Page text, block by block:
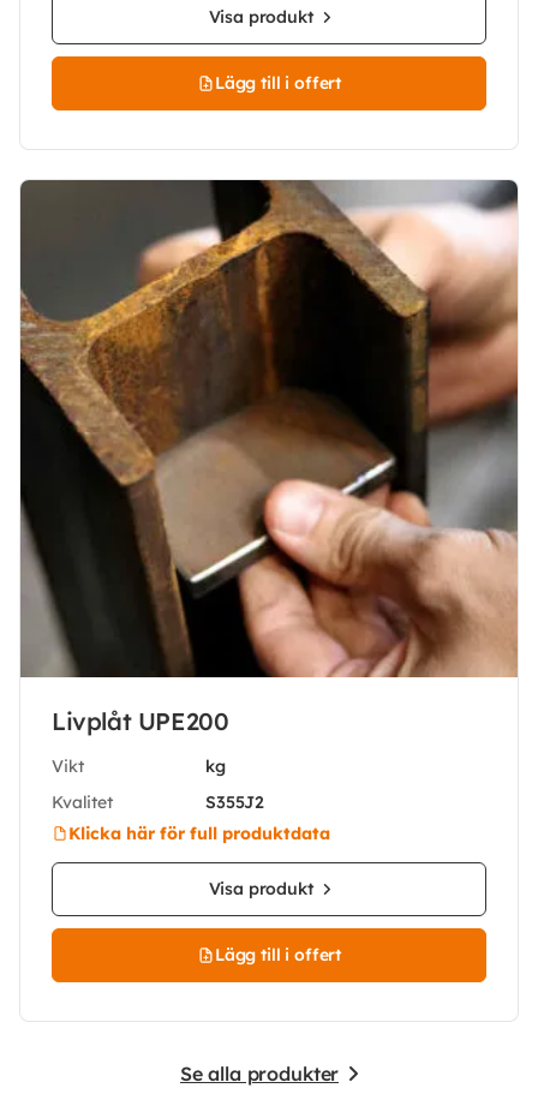
Visa produkt
Lägg till i offert
Livplåt UPE200
Vikt
kg
Kvalitet
S355J2
Klicka här för full produktdata
Visa produkt
Lägg till i offert
Se alla produkter